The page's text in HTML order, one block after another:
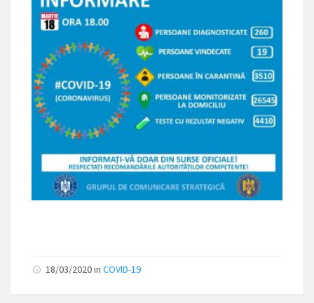
18/03/2020 in COVID-19